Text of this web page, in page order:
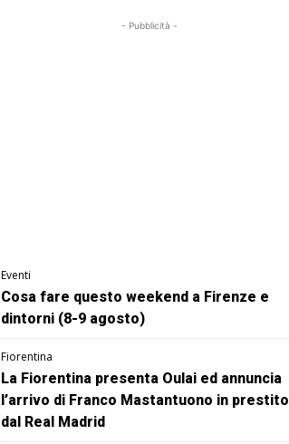
- Pubblicità -
Eventi
Cosa fare questo weekend a Firenze e
dintorni (8-9 agosto)
Fiorentina
La Fiorentina presenta Oulai ed annuncia
l’arrivo di Franco Mastantuono in prestito
dal Real Madrid